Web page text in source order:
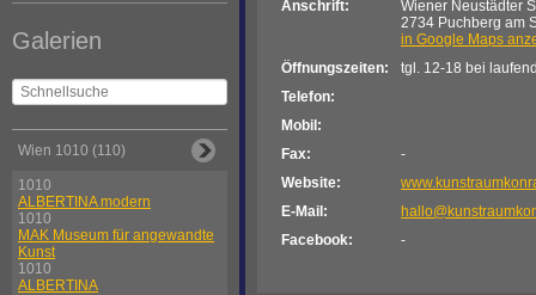
Galerien
Wien 1010 (110)
1010
ALBERTINA modern
1010
MAK Museum für angewandte
Kunst
1010
ALBERTINA
Anschrift:
Wiener Neustädter
2734 Puchberg am
in Google Maps
Öffnungszeiten:
tgl. 12-18 bei
Telefon:
Mobil:
Fax:
-
Website:
E-Mail:
Facebook:
-